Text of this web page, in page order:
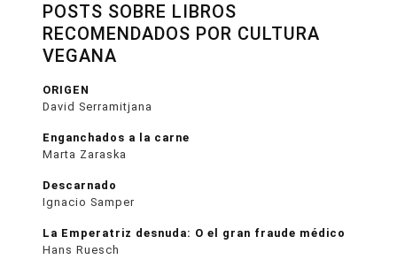
POSTS SOBRE LIBROS
RECOMENDADOS POR CULTURA
VEGANA
ORIGEN
David Serramitjana
Enganchados a la carne
Marta Zaraska
Descarnado
Ignacio Samper
La Emperatriz desnuda: O el gran fraude médico
Hans Ruesch